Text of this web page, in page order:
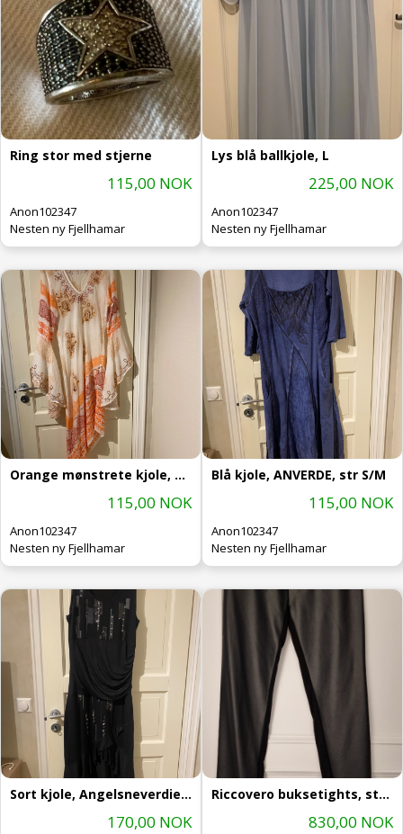
Ring stor med stjerne
115,00 NOK
Anon102347
Nesten ny Fjellhamar
Lys blå ballkjole, L
225,00 NOK
Anon102347
Nesten ny Fjellhamar
Orange mønstrete kjole, AnaTecler,
115,00 NOK
Anon102347
Nesten ny Fjellhamar
Blå kjole, ANVERDE, str S/M
115,00 NOK
Anon102347
Nesten ny Fjellhamar
Sort kjole, Angelsneverdie, str M
170,00 NOK
Riccovero buksetights, str XL
830,00 NOK